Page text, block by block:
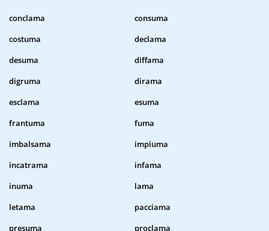
conclama
consuma
costuma
declama
desuma
diffama
digruma
dirama
esclama
esuma
frantuma
fuma
imbalsama
impiuma
incatrama
infama
inuma
lama
letama
pacciama
presuma
proclama